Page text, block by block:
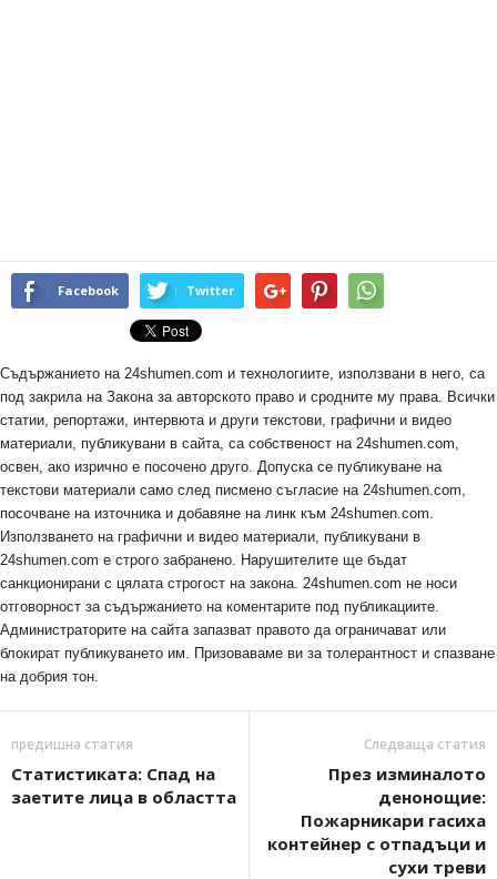
Facebook Twitter
Съдържанието на 24shumen.com и технологиите, използвани в него, са
под закрила на Закона за авторското право и сродните му права. Всички
статии, репортажи, интервюта и други текстови, графични и видео
материали, публикувани в сайта, са собственост на 24shumen.com,
освен, ако изрично е посочено друго. Допуска се публикуване на
текстови материали само след писмено съгласие на 24shumen.com,
посочване на източника и добавяне на линк към 24shumen.com.
Използването на графични и видео материали, публикувани в
24shumen.com е строго забранено. Нарушителите ще бъдат
санкционирани с цялата строгост на закона. 24shumen.com не носи
отговорност за съдържанието на коментарите под публикациите.
Администраторите на сайта запазват правото да ограничават или
блокират публикуването им. Призоваваме ви за толерантност и спазване
на добрия тон.
предишна статия
Статистиката: Спад на
заетите лица в областта
Следваща статия
През изминалото
денонощие:
Пожарникари гасиха
контейнер с отпадъци и
сухи треви